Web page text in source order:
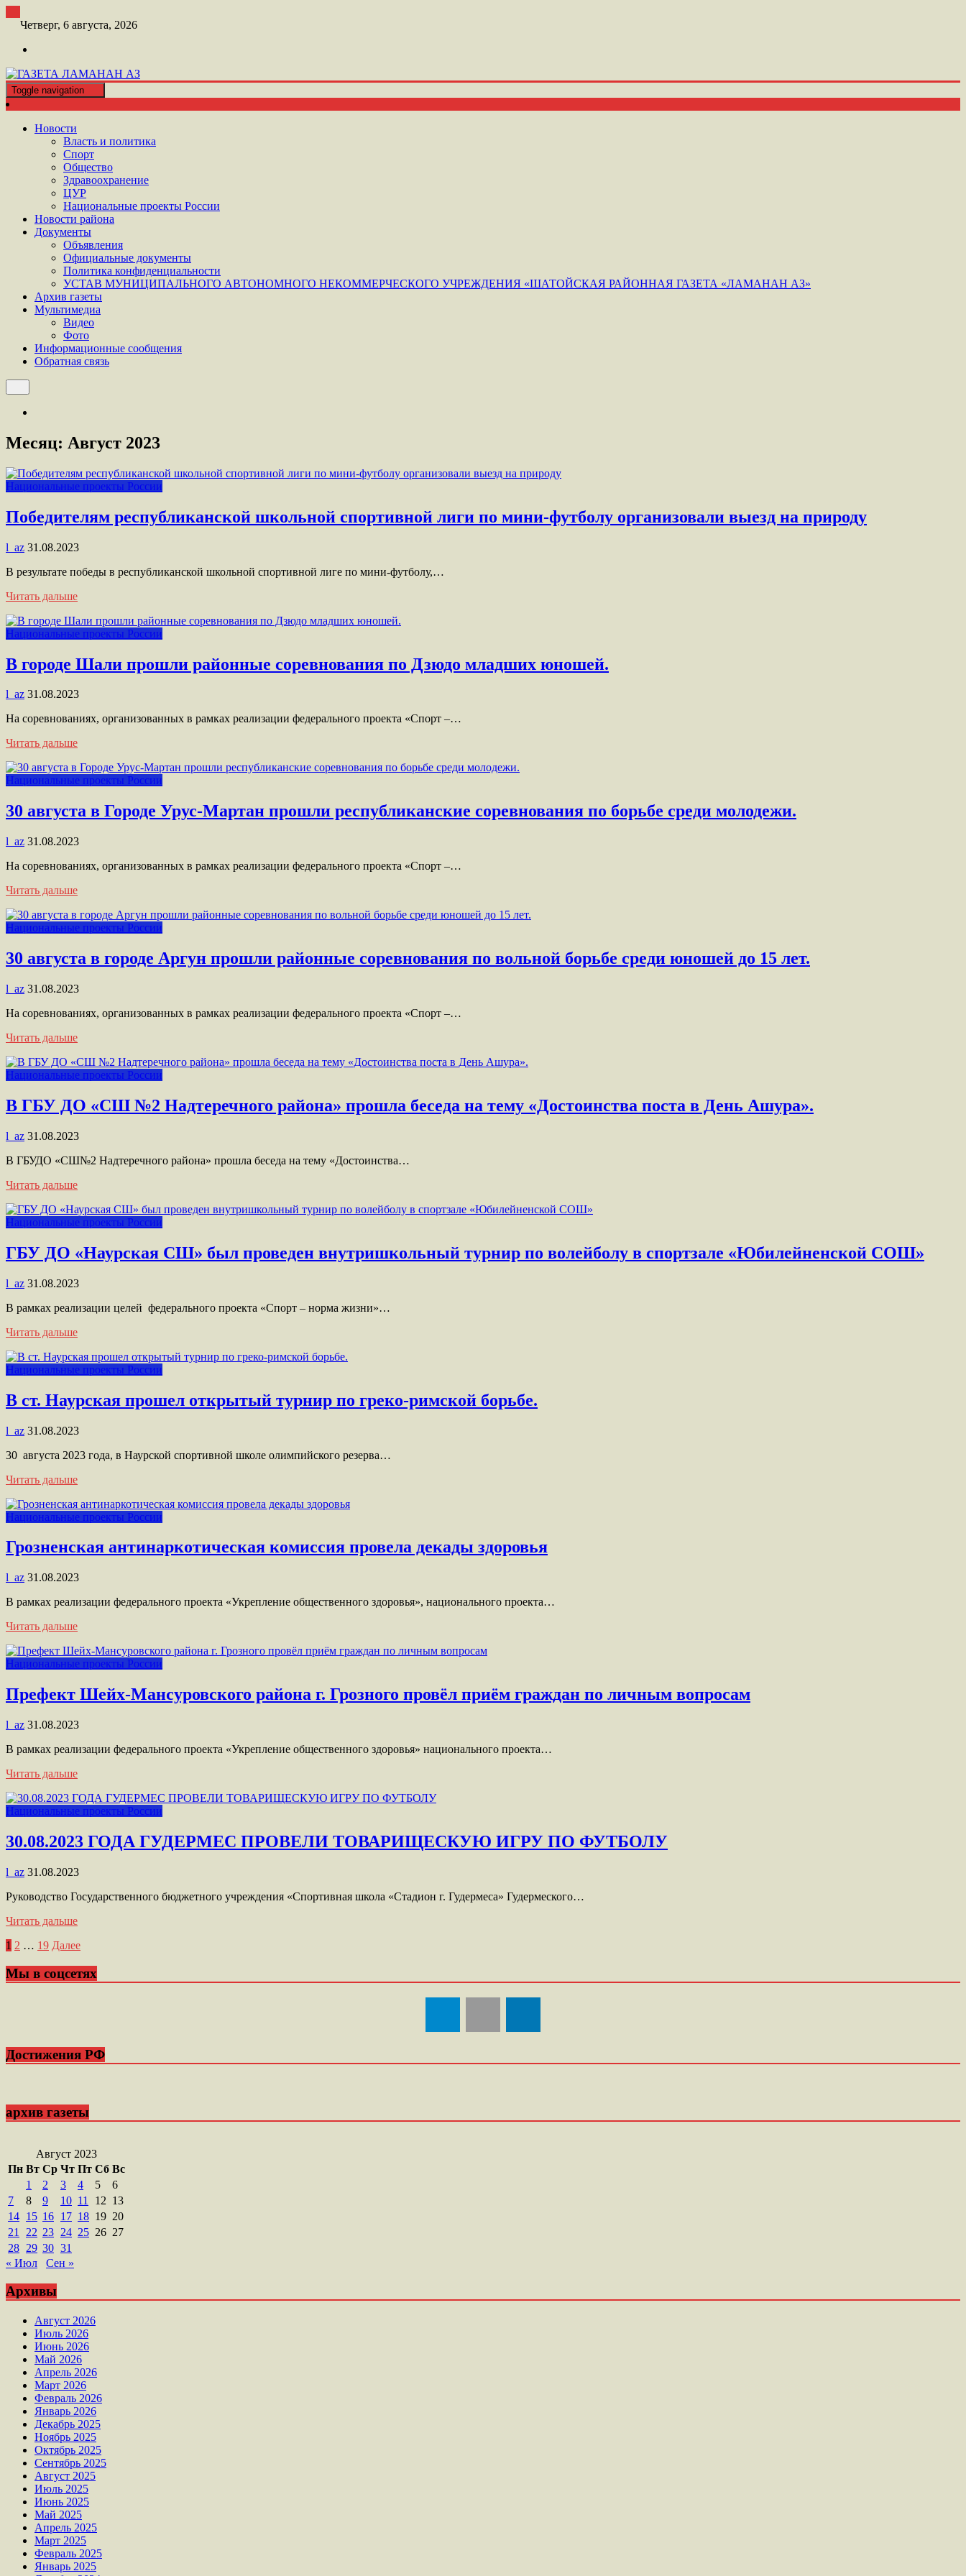
Четверг, 6 августа, 2026
ГАЗЕТА ЛАМАНАН АЗ
ШАТОЙСКАЯ ГАЗЕТА ЛАМАНАН АЗ
Toggle navigation
Новости
Власть и политика
Спорт
Общество
Здравоохранение
ЦУР
Национальные проекты России
Новости района
Документы
Объявления
Официальные документы
Политика конфиденциальности
УСТАВ МУНИЦИПАЛЬНОГО АВТОНОМНОГО НЕКОММЕРЧЕСКОГО УЧРЕЖДЕНИЯ «ШАТОЙСКАЯ РАЙОННАЯ ГАЗЕТА «ЛАМАНАН АЗ»
Архив газеты
Мультимедиа
Видео
Фото
Информационные сообщения
Обратная связь
Месяц: Август 2023
Национальные проекты России
Победителям республиканской школьной спортивной лиги по мини-футболу организовали выезд на природу
l_az 31.08.2023
В результате победы в республиканской школьной спортивной лиге по мини-футболу,…
Читать дальше
Национальные проекты России
В городе Шали прошли районные соревнования по Дзюдо младших юношей.
l_az 31.08.2023
На соревнованиях, организованных в рамках реализации федерального проекта «Спорт –…
Читать дальше
Национальные проекты России
30 августа в Городе Урус-Мартан прошли республиканские соревнования по борьбе среди молодежи.
l_az 31.08.2023
На соревнованиях, организованных в рамках реализации федерального проекта «Спорт –…
Читать дальше
Национальные проекты России
30 августа в городе Аргун прошли районные соревнования по вольной борьбе среди юношей до 15 лет.
l_az 31.08.2023
На соревнованиях, организованных в рамках реализации федерального проекта «Спорт –…
Читать дальше
Национальные проекты России
В ГБУ ДО «СШ №2 Надтеречного района» прошла беседа на тему «Достоинства поста в День Ашура».
l_az 31.08.2023
В ГБУДО «СШ№2 Надтеречного района» прошла беседа на тему «Достоинства…
Читать дальше
Национальные проекты России
ГБУ ДО «Наурская СШ» был проведен внутришкольный турнир по волейболу в спортзале «Юбилейненской СОШ»
l_az 31.08.2023
В рамках реализации целей федерального проекта «Спорт – норма жизни»…
Читать дальше
Национальные проекты России
В ст. Наурская прошел открытый турнир по греко-римской борьбе.
l_az 31.08.2023
30 августа 2023 года, в Наурской спортивной школе олимпийского резерва…
Читать дальше
Национальные проекты России
Грозненская антинаркотическая комиссия провела декады здоровья
l_az 31.08.2023
В рамках реализации федерального проекта «Укрепление общественного здоровья», национального проекта…
Читать дальше
Национальные проекты России
Префект Шейх-Мансуровского района г. Грозного провёл приём граждан по личным вопросам
l_az 31.08.2023
В рамках реализации федерального проекта «Укрепление общественного здоровья» национального проекта…
Читать дальше
Национальные проекты России
30.08.2023 ГОДА ГУДЕРМЕС ПРОВЕЛИ ТОВАРИЩЕСКУЮ ИГРУ ПО ФУТБОЛУ
l_az 31.08.2023
Руководство Государственного бюджетного учреждения «Спортивная школа «Стадион г. Гудермеса» Гудермеского…
Читать дальше
Пагинация
записей
1 2 … 19 Далее
Мы в соцсетях
Достижения РФ
архив газеты
Август 2023
Пн Вт Ср Чт Пт Сб Вс
1
2 3 4 5
6
7
8 9 10 11 12 13
14 15 16 17 18 19 20
21
22 23 24 25 26 27
28 29 30 31
« Июл
Сен »
Архивы
Август 2026
Июль 2026
Июнь 2026
Май 2026
Апрель 2026
Март 2026
Февраль 2026
Январь 2026
Декабрь 2025
Ноябрь 2025
Октябрь 2025
Сентябрь 2025
Август 2025
Июль 2025
Июнь 2025
Май 2025
Апрель 2025
Март 2025
Февраль 2025
Январь 2025